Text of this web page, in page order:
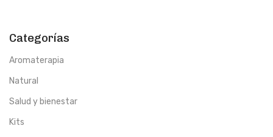
Categorías
Aromaterapia
Natural
Salud y bienestar
Kits